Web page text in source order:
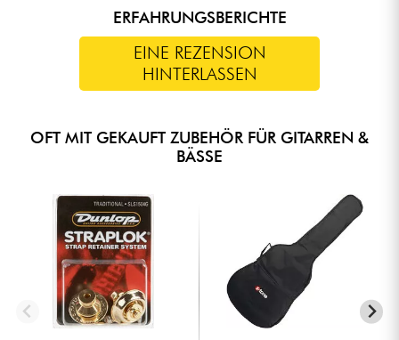
ERFAHRUNGSBERICHTE
EINE REZENSION
HINTERLASSEN
OFT MIT GEKAUFT ZUBEHÖR FÜR GITARREN &
BÄSSE